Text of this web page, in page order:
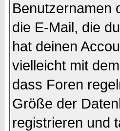
Benutzernamen
die E-Mail, die
hat deinen
vielleicht mit
dass Foren
Größe der
registrieren und